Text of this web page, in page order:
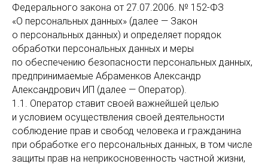
Федерального закона от 27.07.2006. № 152-ФЗ
«О персональных данных» (далее — Закон
о персональных данных) и определяет порядок
обработки персональных данных и меры
по обеспечению безопасности персональных данных,
предпринимаемые Абраменков Александр
Александрович ИП (далее — Оператор).
1.1. Оператор ставит своей важнейшей целью
и условием осуществления своей деятельности
соблюдение прав и свобод человека и гражданина
при обработке его персональных данных, в том числе
защиты прав на неприкосновенность частной жизни,